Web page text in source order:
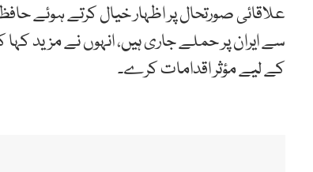
علاقائی صورتحال پر اظہار خیال کرتے ہوئے
سے ایران پر حملے جاری ہیں، انہوں نے مزید
کے لیے مؤثر اقدامات کرے۔